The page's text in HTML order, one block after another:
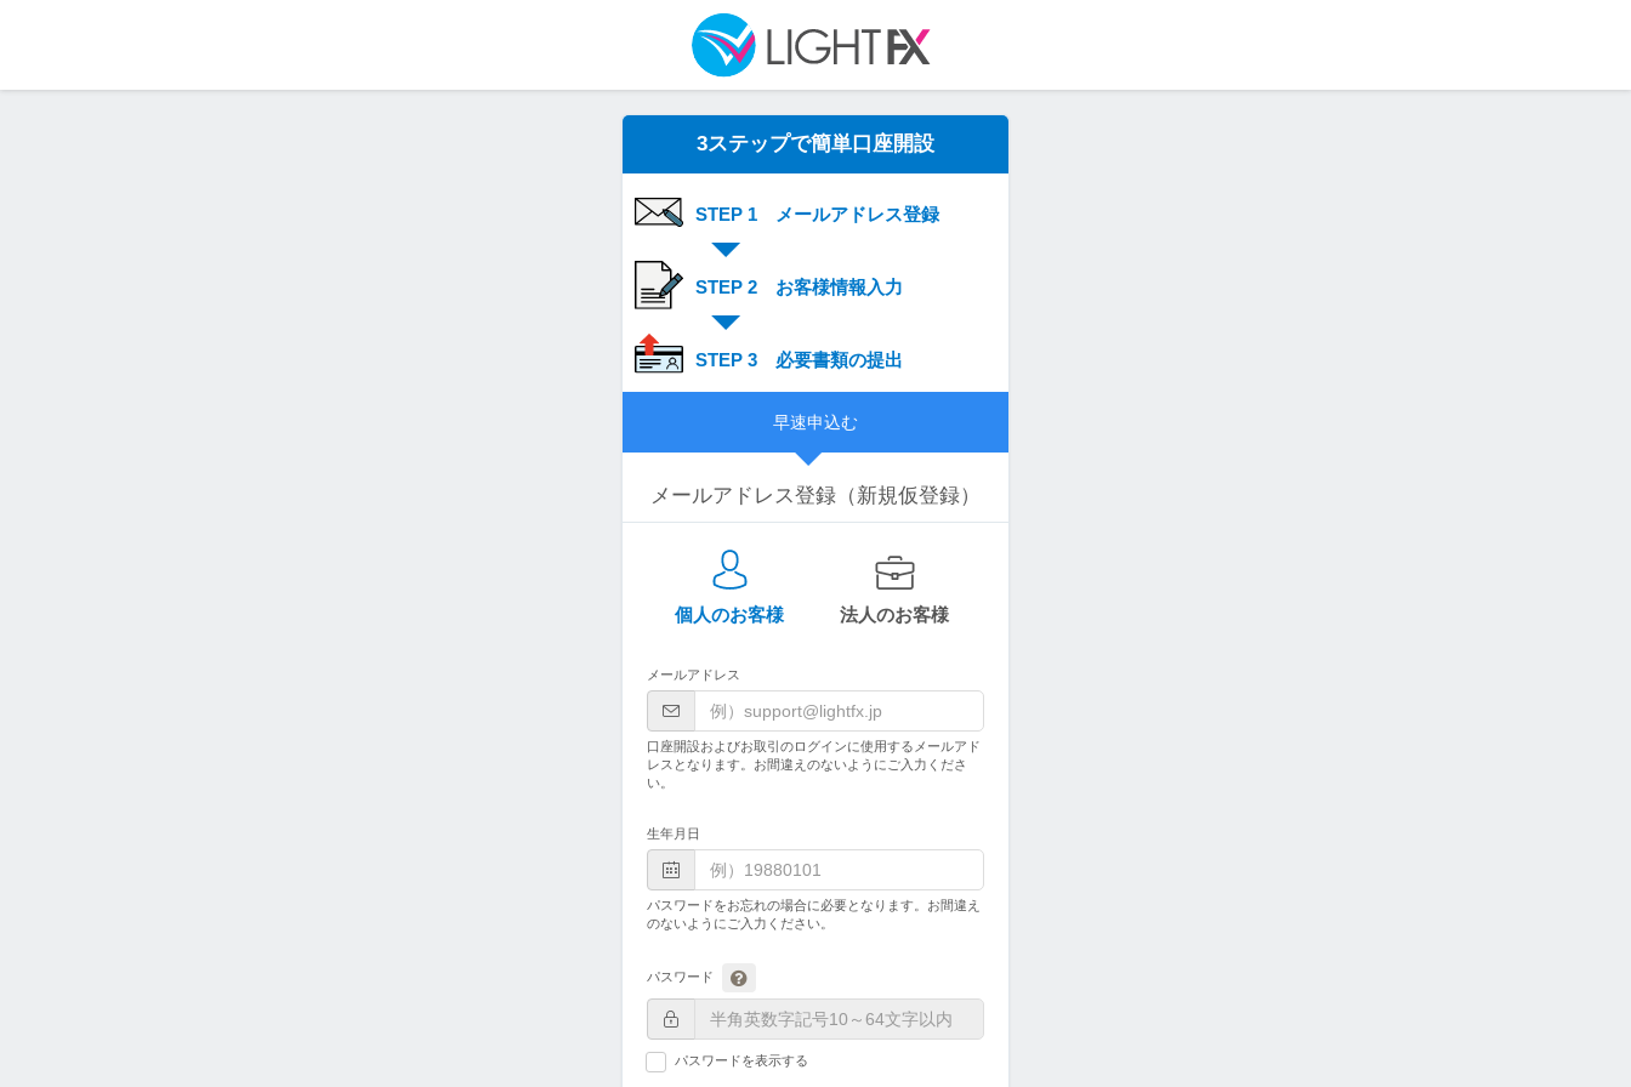
3ステップで簡単口座開設
STEP 1 メールアドレス登録
STEP 2 お客様情報入力
STEP 3 必要書類の提出
早速申込む
メールアドレス登録（新規仮登録）
個人のお客様 法人のお客様
メールアドレス
口座開設およびお取引のログインに使用するメールアド
レスとなります。お間違えのないようにご入力くださ
い。
生年月日
パスワードをお忘れの場合に必要となります。お間違え
のないようにご入力ください。
パスワード
パスワードを表示する